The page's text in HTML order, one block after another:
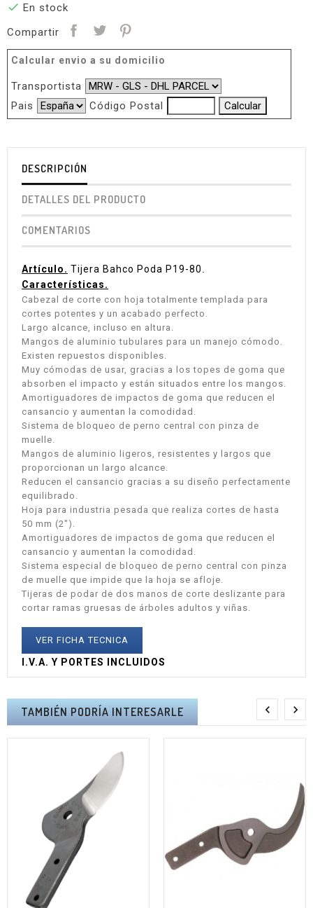
 En stock
Compartir
Calcular envio a su domicilio
Transportista
Pais
Código Postal
DESCRIPCIÓN
DETALLES DEL PRODUCTO
COMENTARIOS
Artículo. Tijera Bahco Poda P19-80
Características.
Cabezal de corte con hoja totalmente templada para
cortes potentes y un acabado perfecto.
Largo alcance, incluso en altura.
Mangos de aluminio tubulares para un manejo cómodo.
Existen repuestos disponibles.
Muy cómodas de usar, gracias a los topes de goma que
absorben el impacto y están situados entre los mangos.
Amortiguadores de impactos de goma que reducen el
cansancio y aumentan la comodidad.
Sistema de bloqueo de perno central con pinza de
muelle.
Mangos de aluminio ligeros, resistentes y largos que
proporcionan un largo alcance.
Reducen el cansancio gracias a su diseño perfectamente
equilibrado.
Hoja para industria pesada que realiza cortes de hasta
50 mm (2").
Amortiguadores de impactos de goma que reducen el
cansancio y aumentan la comodidad.
Sistema especial de bloqueo de perno central con pinza
de muelle que impide que la hoja se afloje.
Tijeras de podar de dos manos de corte deslizante para
cortar ramas gruesas de árboles adultos y viñas.
VER FICHA TECNICA
I.V.A. Y PORTES INCLUIDOS
TAMBIÉN PODRÍA INTERESARLE  